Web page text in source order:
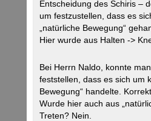
Entscheidung des Schiris –
um festzustellen, dass es
„natürliche Bewegung“
Hier wurde aus Halten ->
Bei Herrn Naldo, konnte
feststellen, dass es sich um
Bewegung“ handelte.
Wurde hier auch aus
Treten? Nein.